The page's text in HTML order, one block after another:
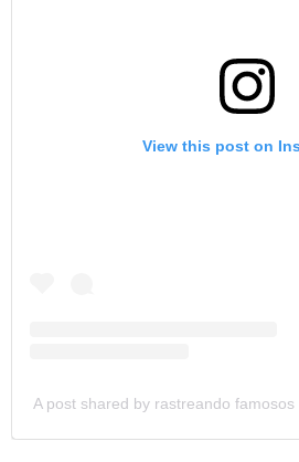
View this post on
A post shared by rastreando